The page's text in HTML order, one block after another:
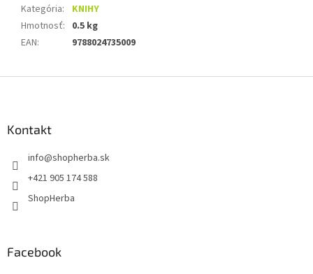
Kategória:
KNIHY
Hmotnosť: 0.5 kg
EAN: 9788024735009
Kontakt
info@shopherba.sk
+421 905 174 588
ShopHerba
Facebook